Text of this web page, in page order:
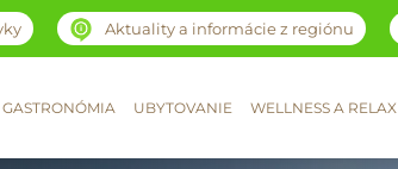
Aktuality a informácie z regiónu
GASTRONÓMIA UBYTOVANIE WELLNESS A RELAX